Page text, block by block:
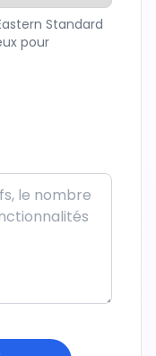
Standard
pour